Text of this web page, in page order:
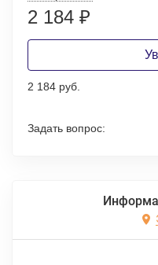
2 184 ₽
2 184 руб.
Задать вопрос: